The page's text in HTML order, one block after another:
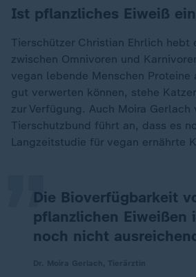
Ist pflanzliches Eiweiß
Tierschützer Christian Ehrlich hebt
zwischen Omnivoren und
vegan lebende Menschen Proteine
gut verwerten können, stehe
zur Verfügung. Auch Moira Gerlach
Tierschutzbund führt an, dass es
Langzeitstudie für vegan ernährte
Die Bioverfügbarkeit
pflanzlichen Eiweißen
noch nicht
„